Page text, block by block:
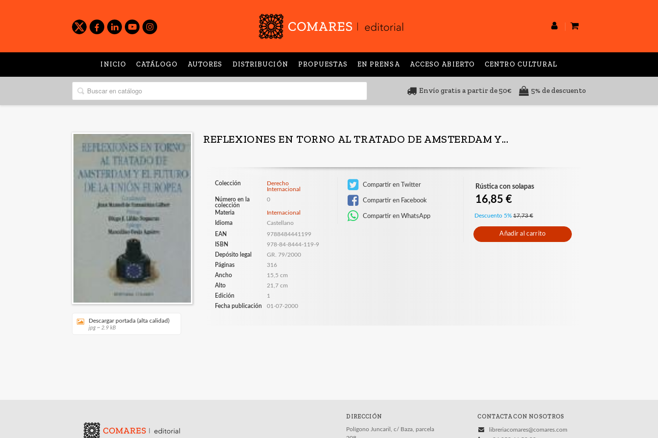
INICIO CATÁLOGO AUTORES DISTRIBUCIÓN PROPUESTAS EN PRENSA ACCESO ABIERTO CENTRO CULTURAL
Envío gratis a partir de 50€ 5% de descuento
Descargar portada (alta calidad)
jpg ~ 2.9 kB
REFLEXIONES EN TORNO AL TRATADO DE AMSTERDAM Y...
Colección
Derecho
Internacional
Número en la
colección
0
Materia
Internacional
Idioma
Castellano
EAN
9788484441199
ISBN
978-84-8444-119-9
Depósito legal
GR. 79/2000
Páginas
316
Ancho
15,5 cm
Alto
21,7 cm
Edición
1
Fecha publicación
01-07-2000
Compartir en Twitter
Compartir en Facebook
Compartir en WhatsApp
Rústica con solapas
16,85 €
Descuento 5% 17,73 €
Añadir al carrito
DIRECCIÓN
Polígono Juncaril, c/ Baza, parcela
CONTACTA CON NOSOTROS
libreriacomares@comares.com